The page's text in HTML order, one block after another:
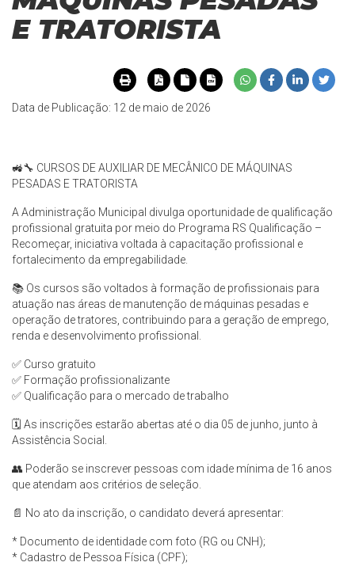
E TRATORISTA
Data de Publicação: 12 de maio de 2026
🚜🔧 CURSOS DE AUXILIAR DE MECÂNICO DE MÁQUINAS
PESADAS E TRATORISTA
A Administração Municipal divulga oportunidade de qualificação
profissional gratuita por meio do Programa RS Qualificação –
Recomeçar, iniciativa voltada à capacitação profissional e
fortalecimento da empregabilidade.
📚 Os cursos são voltados à formação de profissionais para
atuação nas áreas de manutenção de máquinas pesadas e
operação de tratores, contribuindo para a geração de emprego,
renda e desenvolvimento profissional.
✅ Curso gratuito
✅ Formação profissionalizante
✅ Qualificação para o mercado de trabalho
🗓️ As inscrições estarão abertas até o dia 05 de junho, junto à
Assistência Social.
👥 Poderão se inscrever pessoas com idade mínima de 16 anos
que atendam aos critérios de seleção.
📄 No ato da inscrição, o candidato deverá apresentar:
* Documento de identidade com foto (RG ou CNH);
* Cadastro de Pessoa Física (CPF);